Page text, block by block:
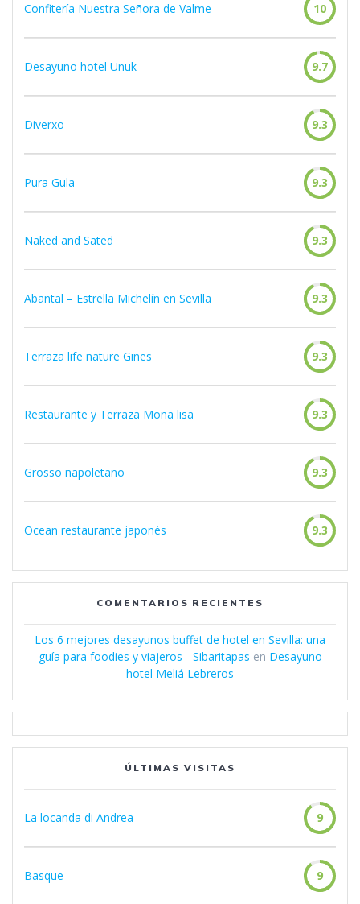
Confitería Nuestra Señora de Valme 10
Desayuno hotel Unuk 9.7
Diverxo 9.3
Pura Gula 9.3
Naked and Sated 9.3
Abantal – Estrella Michelín en Sevilla 9.3
Terraza life nature Gines 9.3
Restaurante y Terraza Mona lisa 9.3
Grosso napoletano 9.3
Ocean restaurante japonés 9.3
COMENTARIOS RECIENTES
Los 6 mejores desayunos buffet de hotel en Sevilla: una
guía para foodies y viajeros - Sibaritapas en Desayuno
hotel Meliá Lebreros
ÚLTIMAS VISITAS
La locanda di Andrea 9
Basque 9